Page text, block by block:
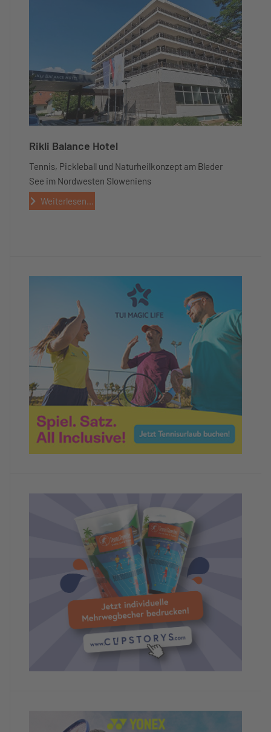
Rikli Balance Hotel
Tennis, Pickleball und Naturheilkonzept am Bleder
See im Nordwesten Sloweniens
Weiterlesen...